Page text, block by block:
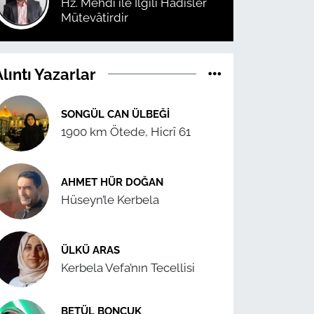
Mütevâtirdir
Yazarlar
SONGÜL CAN ÜLBEĞI
1900 km Ötede, Hicrî 61
AHMET HÜR DOĞAN
Hüseyn’le Kerbela
ÜLKÜ ARAS
Kerbela Vefa’nın Tecellisi
BETÜL BONCUK